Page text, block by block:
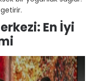
En İyi